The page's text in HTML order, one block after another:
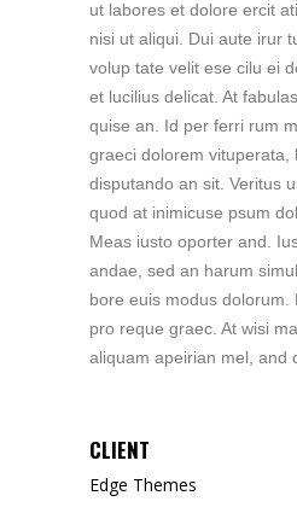
ut labores et dolore ercit
nisi ut aliqui. Dui aute irur
volup tate velit ese cilu ei
et lucilius delicat. At
quise an. Id per ferri rum
graeci dolorem vituperata,
disputando an sit. Veritus
quod at inimicuse psum
Meas iusto oporter and.
andae, sed an harum
bore euis modus dolorum.
pro reque graec. At wisi
aliquam apeirian mel, and
CLIENT
Edge Themes